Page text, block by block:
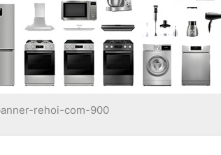
rehoi-com-900